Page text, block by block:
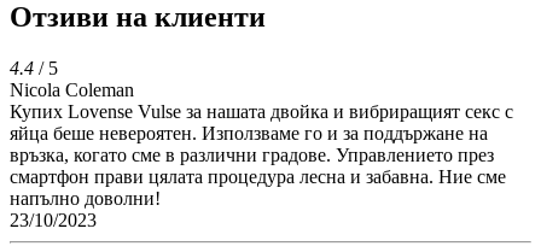
Отзиви на клиенти
4.4 / 5
Nicola Coleman
Купих Lovense Vulse за нашата двойка и вибриращият секс с
яйца беше невероятен. Използваме го и за поддържане на
връзка, когато сме в различни градове. Управлението през
смартфон прави цялата процедура лесна и забавна. Ние сме
напълно доволни!
23/10/2023